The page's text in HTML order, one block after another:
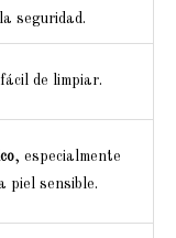
seguridad.
de limpiar.
, especialmente
piel sensible.